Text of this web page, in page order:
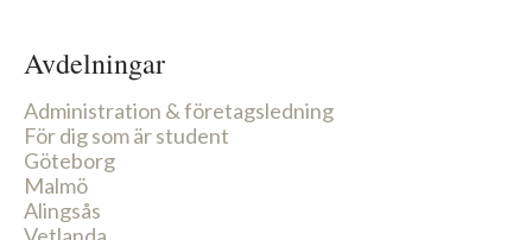
Avdelningar
Administration & företagsledning
För dig som är student
Göteborg
Malmö
Alingsås